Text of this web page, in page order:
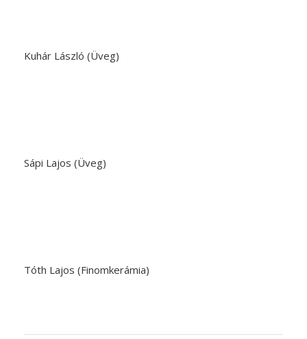
Kuhár László (Üveg)
Sápi Lajos (Üveg)
Tóth Lajos (Finomkerámia)